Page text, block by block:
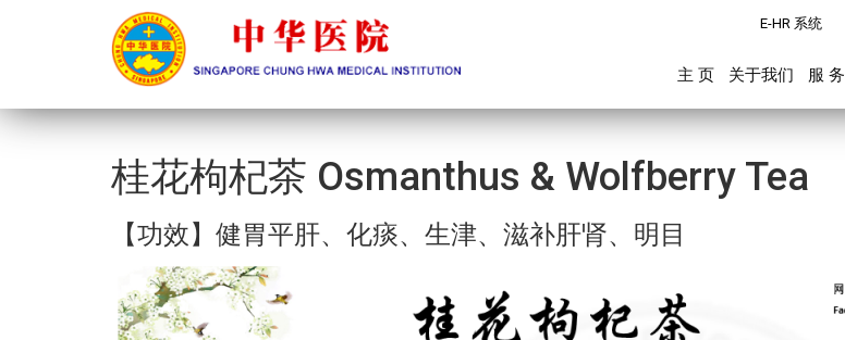
E-HR 系统
主 页 关于我们 服 务
桂花枸杞茶 Osmanthus & Wolfberry Tea
【功效】健胃平肝、化痰、生津、滋补肝肾、明目